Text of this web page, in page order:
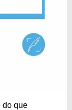
do que